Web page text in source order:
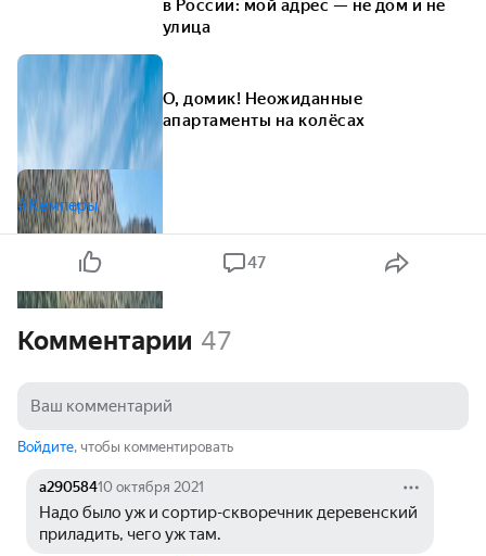
в России: мой адрес — не дом и не
улица
О, домик! Неожиданные
апартаменты на колёсах
#Кемперы
47
Комментарии 47
Войдите, чтобы комментировать
a29058410 октября 2021
Надо было уж и сортир-скворечник деревенский
приладить, чего уж там.